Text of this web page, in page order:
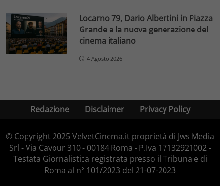
Locarno 79, Dario Albertini in Piazza
Grande e la nuova generazione del
cinema italiano
4 Agosto 2026
Redazione Disclaimer Privacy Policy
© Copyright 2025 VelvetCinema.it proprietà di Jws Media
Srl - Via Cavour 310 - 00184 Roma - P.Iva 17132921002 -
Testata Giornalistica registrata presso il Tribunale di
Roma al n° 101/2023 del 21-07-2023